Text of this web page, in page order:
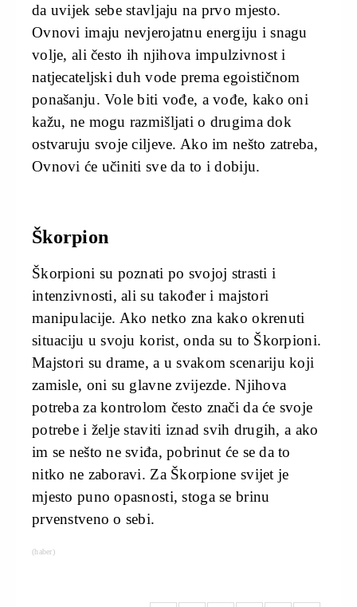
da uvijek sebe stavljaju na prvo mjesto.
Ovnovi imaju nevjerojatnu energiju i snagu
volje, ali često ih njihova impulzivnost i
natjecateljski duh vode prema egoističnom
ponašanju. Vole biti vođe, a vođe, kako oni
kažu, ne mogu razmišljati o drugima dok
ostvaruju svoje ciljeve. Ako im nešto zatreba,
Ovnovi će učiniti sve da to i dobiju.
Škorpion
Škorpioni su poznati po svojoj strasti i
intenzivnosti, ali su također i majstori
manipulacije. Ako netko zna kako okrenuti
situaciju u svoju korist, onda su to Škorpioni.
Majstori su drame, a u svakom scenariju koji
zamisle, oni su glavne zvijezde. Njihova
potreba za kontrolom često znači da će svoje
potrebe i želje staviti iznad svih drugih, a ako
im se nešto ne sviđa, pobrinut će se da to
nitko ne zaboravi. Za Škorpione svijet je
mjesto puno opasnosti, stoga se brinu
prvenstveno o sebi.
(haber)